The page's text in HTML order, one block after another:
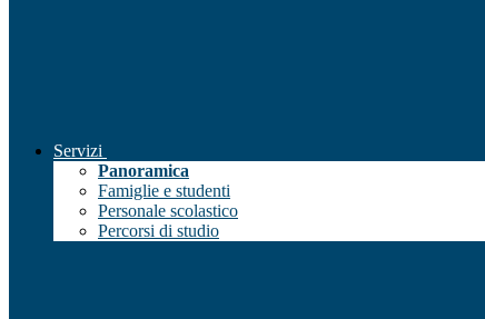
Servizi
Panoramica
Famiglie e studenti
Personale scolastico
Percorsi di studio